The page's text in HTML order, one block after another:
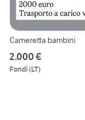
Cameretta bambini
2.000 €
Fondi(LT)